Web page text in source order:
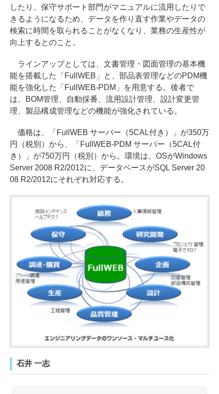
したり、保守サポート部門がマニュアルに流用したりで
きるようになるため、データを作り直す作業やデータの
検索に時間を取られることがなくなり、業務の生産性が
向上するとのこと。
ラインアップとしては、文書管理・図面管理の基本機
能を搭載した「FullWEB」と、部品表管理などのPDM機
能を強化した「FullWEB-PDM」を用意する。後者で
は、BOM管理、自動採番、流用設計管理、設計変更管
理、製品構成管理などの機能が強化されている。
価格は、「FullWEB サーバー（5CAL付き）」が350万
円（税別）から、「FullWEB-PDM サーバー（5CAL付
き）」が750万円（税別）から。環境は、OSがWindows
Server 2008 R2/2012に、データベースがSQL Server 20
08 R2/2012にそれぞれ対応する。
石井 一志